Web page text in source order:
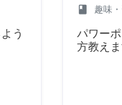
う
class 趣味
パワー
方教えま